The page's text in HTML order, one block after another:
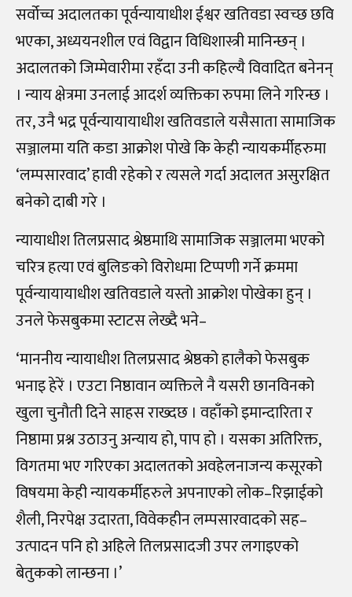
सर्वोच्च अदालतका पूर्वन्यायाधीश ईश्वर खतिवडा स्वच्छ छवि
भएका, अध्ययनशील एवं विद्वान विधिशास्त्री मानिन्छन् ।
अदालतको जिम्मेवारीमा रहँदा उनी कहिल्यै विवादित बनेनन्
। न्याय क्षेत्रमा उनलाई आदर्श व्यक्तिका रुपमा लिने गरिन्छ ।
तर, उनै भद्र पूर्वन्यायायाधीश खतिवडाले यसैसाता सामाजिक
सञ्जालमा यति कडा आक्रोश पोखे कि केही न्यायकर्मीहरुमा
‘लम्पसारवाद’ हावी रहेको र त्यसले गर्दा अदालत असुरक्षित
बनेको दाबी गरे ।
न्यायाधीश तिलप्रसाद श्रेष्ठमाथि सामाजिक सञ्जालमा भएको
चरित्र हत्या एवं बुलिङको विरोधमा टिप्पणी गर्ने क्रममा
पूर्वन्यायायाधीश खतिवडाले यस्तो आक्रोश पोखेका हुन् ।
उनले फेसबुकमा स्टाटस लेख्दै भने–
‘माननीय न्यायाधीश तिलप्रसाद श्रेष्ठको हालैको फेसबुक
भनाइ हेरें । एउटा निष्ठावान व्यक्तिले नै यसरी छानविनको
खुला चुनौती दिने साहस राख्दछ । वहाँको इमान्दारिता र
निष्ठामा प्रश्न उठाउनु अन्याय हो, पाप हो । यसका अतिरिक्त,
विगतमा भए गरिएका अदालतको अवहेलनाजन्य कसूरको
विषयमा केही न्यायकर्मीहरुले अपनाएको लोक–रिझाईको
शैली, निरपेक्ष उदारता, विवेकहीन लम्पसारवादको सह–
उत्पादन पनि हो अहिले तिलप्रसादजी उपर लगाइएको
बेतुकको लान्छना ।’